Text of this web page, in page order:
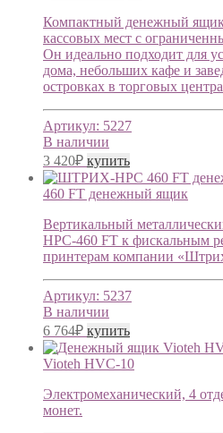
Компактный денежный ящик
кассовых мест с
Он идеально подходит для
дома, небольших кафе и
островках в торговых
Артикул: 5227
В наличии
3 420₽ купить
460 FT денежный ящик
Вертикальный
HPC-460 FT к фискальным
принтерам компании
Артикул: 5237
В наличии
6 764₽ купить
Vioteh HVC-10
Электромеханический, 4
монет.